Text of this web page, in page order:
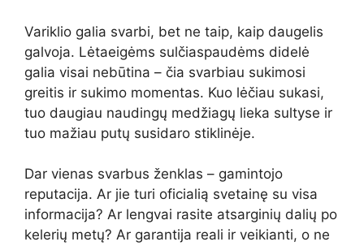
Variklio galia svarbi, bet ne taip, kaip daugelis
galvoja. Lėtaeigėms sulčiaspaudėms didelė
galia visai nebūtina – čia svarbiau sukimosi
greitis ir sukimo momentas. Kuo lėčiau sukasi,
tuo daugiau naudingų medžiagų lieka sultyse ir
tuo mažiau putų susidaro stiklinėje.
Dar vienas svarbus ženklas – gamintojo
reputacija. Ar jie turi oficialią svetainę su visa
informacija? Ar lengvai rasite atsarginių dalių po
kelerių metų? Ar garantija reali ir veikianti, o ne